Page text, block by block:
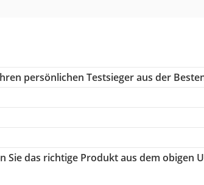
persönlichen Testsieger aus der
Sie das richtige Produkt aus dem obigen